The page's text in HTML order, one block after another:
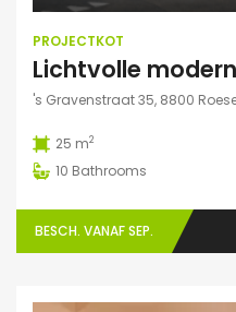
PROJECTKOT
Lichtvolle
's Gravenstraat 35, 8800
25 m2
10 Bathrooms
BESCH. VANAF SEP.